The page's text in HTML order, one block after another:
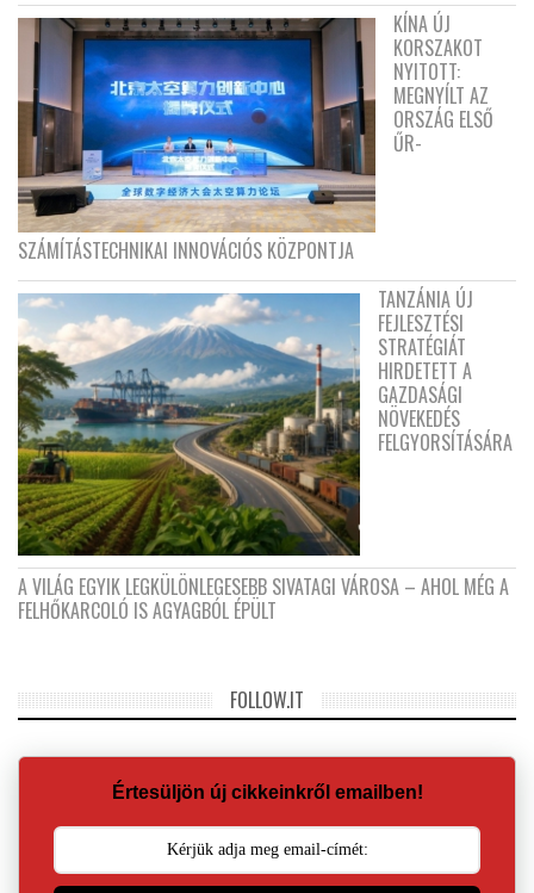
KÍNA ÚJ
KORSZAKOT
NYITOTT:
MEGNYÍLT AZ
ORSZÁG ELSŐ
ŰR-
SZÁMÍTÁSTECHNIKAI INNOVÁCIÓS KÖZPONTJA
TANZÁNIA ÚJ
FEJLESZTÉSI
STRATÉGIÁT
HIRDETETT A
GAZDASÁGI
NÖVEKEDÉS
FELGYORSÍTÁSÁRA
A VILÁG EGYIK LEGKÜLÖNLEGESEBB SIVATAGI VÁROSA – AHOL MÉG A
FELHŐKARCOLÓ IS AGYAGBÓL ÉPÜLT
FOLLOW.IT
Értesüljön új cikkeinkről emailben!